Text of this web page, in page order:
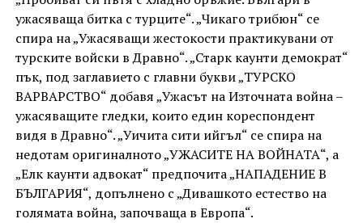
ужасяваща битка с турците“. „Чикаго трибюн“ се
спира на „Ужасяващи жестокости практикувани от
турските войски в Дравно“. „Старк каунти демократ“
пък, под заглавието с главни букви „ТУРСКО
ВАРВАРСТВО“ добавя „Ужасът на Източната война –
ужасяващите гледки, които един кореспондент
видя в Дравно“. „Уичита сити ийгъл“ се спира на
недотам оригиналното „УЖАСИТЕ НА ВОЙНАТА“, а
„Елк каунти адвокат“ предпочита „НАПАДЕНИЕ В
БЪЛГАРИЯ“, допълнено с „Дивашкото естество на
голямата война, започваща в Европа“.